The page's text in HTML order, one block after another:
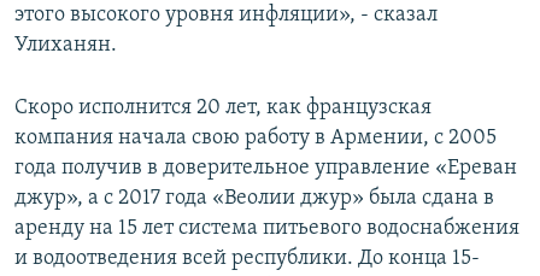
этого высокого уровня инфляции», - сказал
Улиханян.
Скоро исполнится 20 лет, как французская
компания начала свою работу в Армении, с 2005
года получив в доверительное управление «Ереван
джур», а с 2017 года «Веолии джур» была сдана в
аренду на 15 лет система питьевого водоснабжения
и водоотведения всей республики. До конца 15-